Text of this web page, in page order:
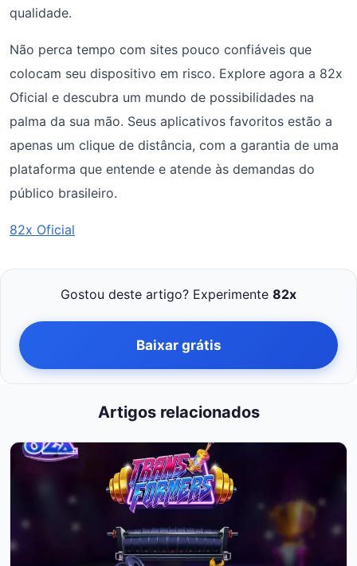
qualidade.
Não perca tempo com sites pouco confiáveis que
colocam seu dispositivo em risco. Explore agora a 82x
Oficial e descubra um mundo de possibilidades na
palma da sua mão. Seus aplicativos favoritos estão a
apenas um clique de distância, com a garantia de uma
plataforma que entende e atende às demandas do
público brasileiro.
82x Oficial
Gostou deste artigo? Experimente 82x
Baixar grátis
Artigos relacionados